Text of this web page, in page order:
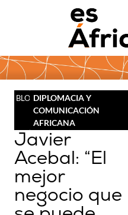
BLOGDIPLOMACIA Y
COMUNICACIÓN
AFRICANA
Javier
Acebal: “El
mejor
negocio que